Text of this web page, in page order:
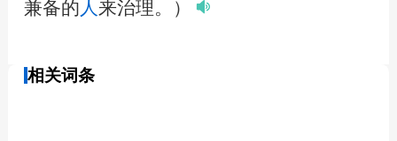
兼备的 人 来治理。）
相关词条